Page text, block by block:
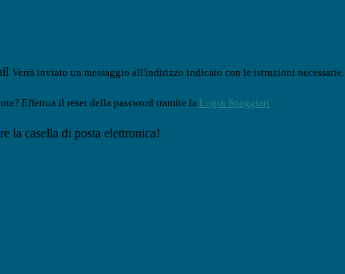
Verrà inviato un messaggio all'indirizzo indicato con le istruzioni necessarie.
Effettua il reset della password tramite la Login Spaggiari
la casella di posta elettronica!